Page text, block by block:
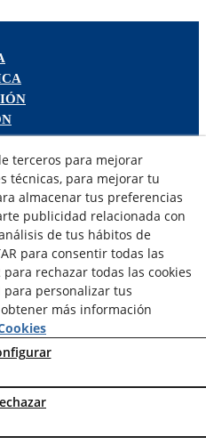
terceros para mejorar
técnicas, para mejorar tu
almacenar tus preferencias
publicidad relacionada con
de tus hábitos de
para consentir todas las
para rechazar todas las cookies
para personalizar tus
más información